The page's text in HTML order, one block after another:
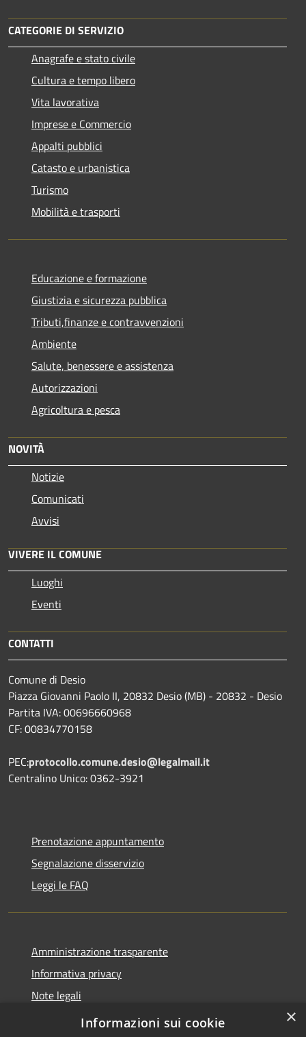
CATEGORIE DI SERVIZIO
Anagrafe e stato civile
Cultura e tempo libero
Vita lavorativa
Imprese e Commercio
Appalti pubblici
Catasto e urbanistica
Turismo
Mobilità e trasporti
Educazione e formazione
Giustizia e sicurezza pubblica
Tributi,finanze e contravvenzioni
Ambiente
Salute, benessere e assistenza
Autorizzazioni
Agricoltura e pesca
NOVITÀ
Notizie
Comunicati
Avvisi
VIVERE IL COMUNE
Luoghi
Eventi
CONTATTI
Comune di Desio
Piazza Giovanni Paolo II, 20832 Desio (MB) - 20832 - Desio
Partita IVA: 00696660968
CF: 00834770158
PEC:protocollo.comune.desio@legalmail.it
Centralino Unico: 0362-3921
Prenotazione appuntamento
Segnalazione disservizio
Leggi le FAQ
Amministrazione trasparente
Informativa privacy
Note legali
Dichiarazione di accessibilità
×
Informazioni sui cookie